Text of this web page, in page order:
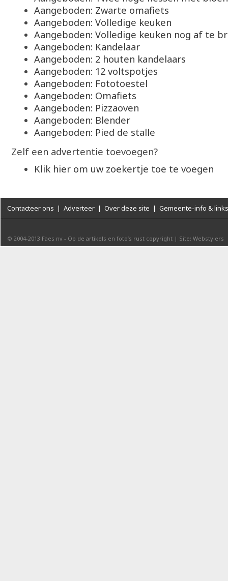
Aangeboden: Zwarte omafiets
Aangeboden: Volledige keuken
Aangeboden: Volledige keuken nog af te
Aangeboden: Kandelaar
Aangeboden: 2 houten kandelaars
Aangeboden: 12 voltspotjes
Aangeboden: Fototoestel
Aangeboden: Omafiets
Aangeboden: Pizzaoven
Aangeboden: Blender
Aangeboden: Pied de stalle
Zelf een advertentie toevoegen?
Klik hier om uw zoekertje toe te voegen
Contacteer ons | Adverteer | Over deze site | Gemeente-info & links
© 2004-2013 Faes nv - Op de artikels en foto’s rust copyright | Site: Webstylers